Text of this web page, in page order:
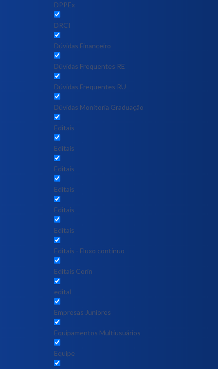
DPPEx
DRCI
Dúvidas Financeiro
Dúvidas Frequentes RE
Dúvidas Frequentes RU
Dúvidas Monitoria Graduação
Editais
Editais
Editais
Editais
Editais
Editais
Editais - Fluxo contínuo
Editais Corin
edital
Empresas Juniores
Equipamentos Multiusuários
Equipe